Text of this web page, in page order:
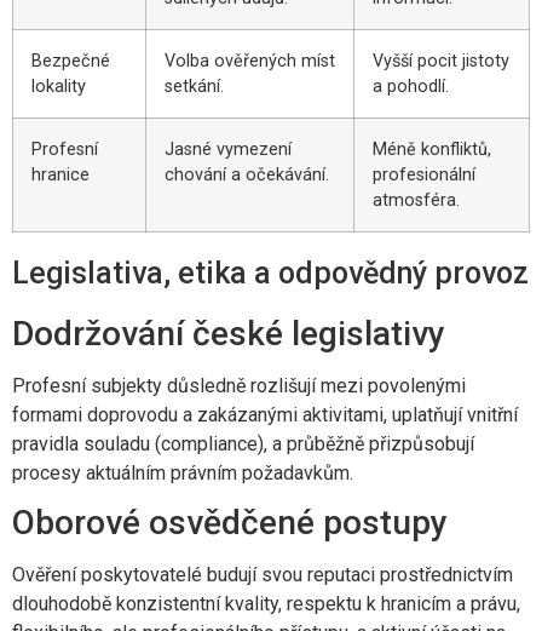
Bezpečné
lokality
Volba ověřených míst
setkání.
Vyšší pocit jistoty
a pohodlí.
Profesní
hranice
Jasné vymezení
chování a očekávání.
Méně konfliktů,
profesionální
atmosféra.
Legislativa, etika a odpovědný provoz
Dodržování české legislativy
Profesní subjekty důsledně rozlišují mezi povolenými
formami doprovodu a zakázanými aktivitami, uplatňují vnitřní
pravidla souladu (compliance), a průběžně přizpůsobují
procesy aktuálním právním požadavkům.
Oborové osvědčené postupy
Ověření poskytovatelé budují svou reputaci prostřednictvím
dlouhodobě konzistentní kvality, respektu k hranicím a právu,